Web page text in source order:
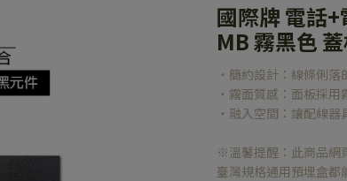
國際牌 電話
MB 霧黑色
‧簡約設計：線條俐落
‧霧面質感：面板採用
‧融入空間：讓配線器
※溫馨提醒：此商品網
臺灣規格通用預埋盒